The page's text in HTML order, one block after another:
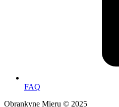
FAQ
Obrankyne Mieru © 2025